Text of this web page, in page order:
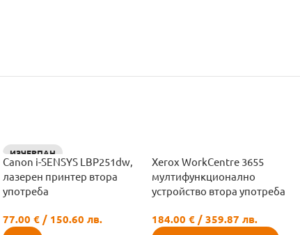
ИЗЧЕРПАН
Canon i-SENSYS LBP251dw,
лазерен принтер втора
употреба
77.00 € / 150.60 лв.
Xerox WorkCentre 3655
мултифункционално
устройство втора употреба
184.00 € / 359.87 лв.